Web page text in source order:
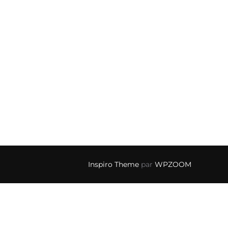
Inspiro Theme par WPZOOM